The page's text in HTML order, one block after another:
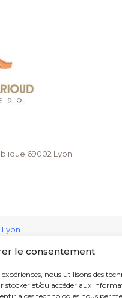
le consentement
nous utilisons des
stocker et/ou accéder aux
à ces technologies nous
69002 Lyon
& Ateliers